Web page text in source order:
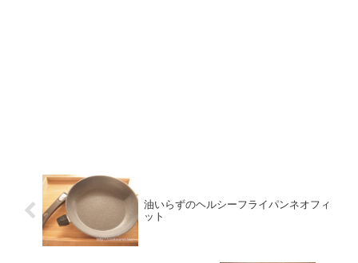
油いらずのヘルシーフライパンネオフィ
ット